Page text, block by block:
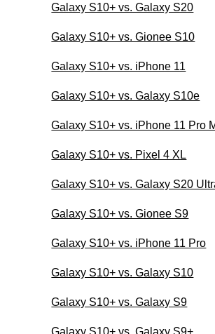
Galaxy S10+ vs. Galaxy S20
Galaxy S10+ vs. Gionee S10
Galaxy S10+ vs. iPhone 11
Galaxy S10+ vs. Galaxy S10e
Galaxy S10+ vs. iPhone 11 Pro
Galaxy S10+ vs. Pixel 4 XL
Galaxy S10+ vs. Galaxy S20
Galaxy S10+ vs. Gionee S9
Galaxy S10+ vs. iPhone 11 Pro
Galaxy S10+ vs. Galaxy S10
Galaxy S10+ vs. Galaxy S9
Galaxy S10+ vs. Galaxy S9+